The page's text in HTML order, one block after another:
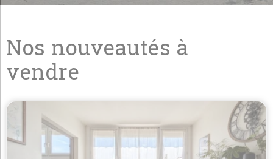
Nos nouveautés à
vendre